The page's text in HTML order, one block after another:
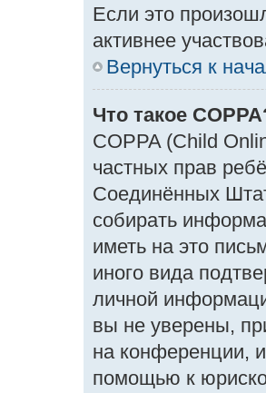
Если это
активнее
Вернуться к
Что такое
COPPA (Child
частных прав
Соединённых
собирать
иметь на это
иного вида
личной
вы не уверены,
на конференции,
помощью к